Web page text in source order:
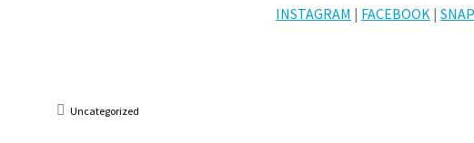
INSTAGRAM | FACEBOOK |
Uncategorized